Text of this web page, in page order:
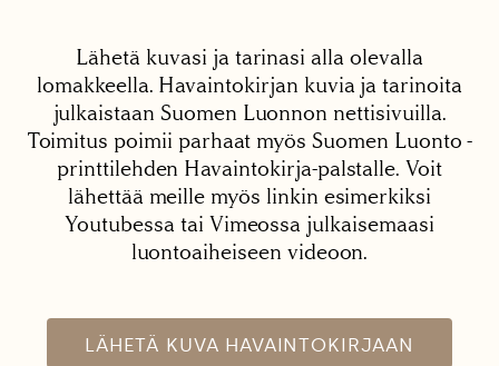
Lähetä kuvasi ja tarinasi alla olevalla
lomakkeella. Havaintokirjan kuvia ja tarinoita
julkaistaan Suomen Luonnon nettisivuilla.
Toimitus poimii parhaat myös Suomen Luonto -
printtilehden Havaintokirja-palstalle. Voit
lähettää meille myös linkin esimerkiksi
Youtubessa tai Vimeossa julkaisemaasi
luontoaiheiseen videoon.
LÄHETÄ KUVA HAVAINTOKIRJAAN